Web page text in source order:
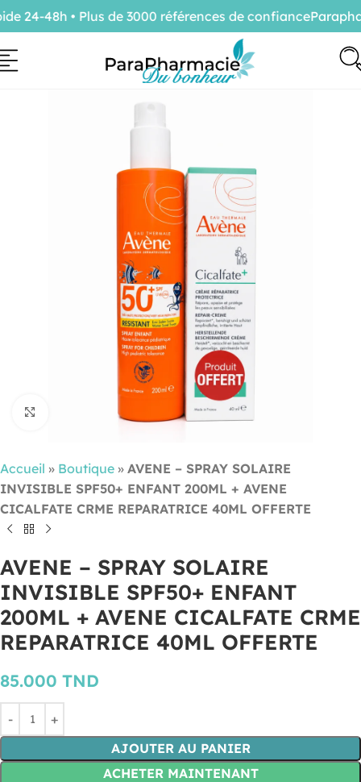
Cliquez pour agrandir
Accueil » Boutique » AVENE – SPRAY SOLAIRE
INVISIBLE SPF50+ ENFANT 200ML + AVENE
CICALFATE CRME REPARATRICE 40ML OFFERTE
AVENE – SPRAY SOLAIRE
INVISIBLE SPF50+ ENFANT
200ML + AVENE CICALFATE CRME
REPARATRICE 40ML OFFERTE
85.000 TND
AJOUTER AU PANIER
ACHETER MAINTENANT
24-48h • Plus de 3000 références de confiance